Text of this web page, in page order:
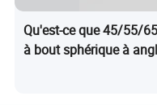
Qu'est-ce que 45/55/
à bout sphérique à
d'angle CNC Outil de